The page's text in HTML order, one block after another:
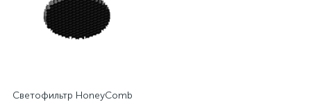
Светофильтр HoneyComb